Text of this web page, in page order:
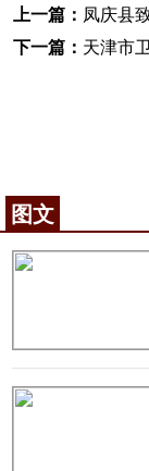
上一篇： 凤庆县致力
下一篇： 天津市
图文